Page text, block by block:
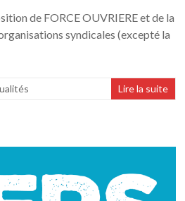
de FORCE OUVRIERE et de la
syndicales (excepté la
Lire la suite